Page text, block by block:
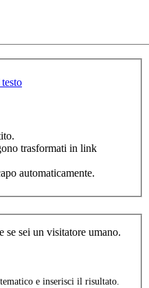
trasformati in link
automaticamente.
se sei un visitatore umano.
e inserisci il risultato.